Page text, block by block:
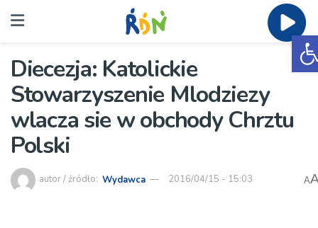
Diecezja: Katolickie
Stowarzyszenie Mlodziezy
wlacza sie w obchody Chrztu
Polski
autor / źródło: Wydawca 2016/04/15 - 15:03 A